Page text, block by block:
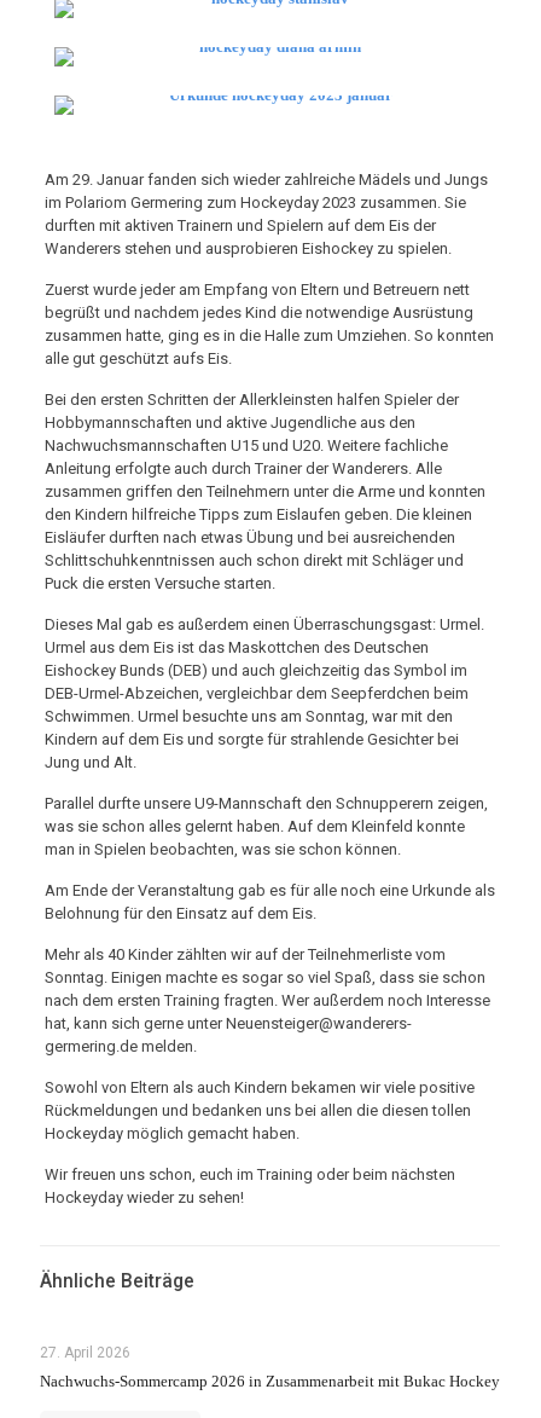
Am 29. Januar fanden sich wieder zahlreiche Mädels und Jungs
im Polariom Germering zum Hockeyday 2023 zusammen. Sie
durften mit aktiven Trainern und Spielern auf dem Eis der
Wanderers stehen und ausprobieren Eishockey zu spielen.
Zuerst wurde jeder am Empfang von Eltern und Betreuern nett
begrüßt und nachdem jedes Kind die notwendige Ausrüstung
zusammen hatte, ging es in die Halle zum Umziehen. So konnten
alle gut geschützt aufs Eis.
Bei den ersten Schritten der Allerkleinsten halfen Spieler der
Hobbymannschaften und aktive Jugendliche aus den
Nachwuchsmannschaften U15 und U20. Weitere fachliche
Anleitung erfolgte auch durch Trainer der Wanderers. Alle
zusammen griffen den Teilnehmern unter die Arme und konnten
den Kindern hilfreiche Tipps zum Eislaufen geben. Die kleinen
Eisläufer durften nach etwas Übung und bei ausreichenden
Schlittschuhkenntnissen auch schon direkt mit Schläger und
Puck die ersten Versuche starten.
Dieses Mal gab es außerdem einen Überraschungsgast: Urmel.
Urmel aus dem Eis ist das Maskottchen des Deutschen
Eishockey Bunds (DEB) und auch gleichzeitig das Symbol im
DEB-Urmel-Abzeichen, vergleichbar dem Seepferdchen beim
Schwimmen. Urmel besuchte uns am Sonntag, war mit den
Kindern auf dem Eis und sorgte für strahlende Gesichter bei
Jung und Alt.
Parallel durfte unsere U9-Mannschaft den Schnupperern zeigen,
was sie schon alles gelernt haben. Auf dem Kleinfeld konnte
man in Spielen beobachten, was sie schon können.
Am Ende der Veranstaltung gab es für alle noch eine Urkunde als
Belohnung für den Einsatz auf dem Eis.
Mehr als 40 Kinder zählten wir auf der Teilnehmerliste vom
Sonntag. Einigen machte es sogar so viel Spaß, dass sie schon
nach dem ersten Training fragten. Wer außerdem noch Interesse
hat, kann sich gerne unter Neuensteiger@wanderers-
germering.de melden.
Sowohl von Eltern als auch Kindern bekamen wir viele positive
Rückmeldungen und bedanken uns bei allen die diesen tollen
Hockeyday möglich gemacht haben.
Wir freuen uns schon, euch im Training oder beim nächsten
Hockeyday wieder zu sehen!
Ähnliche Beiträge
27. April 2026
Nachwuchs-Sommercamp 2026 in Zusammenarbeit mit Bukac Hockey